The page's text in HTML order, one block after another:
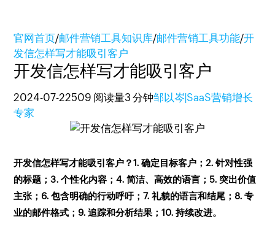
官网首页/邮件营销工具知识库/邮件营销工具功能/开
发信怎样写才能吸引客户
开发信怎样写才能吸引客户
2024-07-22509 阅读量3 分钟邹以岑|SaaS营销增长
专家
开发信怎样写才能吸引客户？1. 确定目标客户；2. 针对性强
的标题；3. 个性化内容；4. 简洁、高效的语言；5. 突出价值
主张；6. 包含明确的行动呼吁；7. 礼貌的语言和结尾；8. 专
业的邮件格式；9. 追踪和分析结果；10. 持续改进。